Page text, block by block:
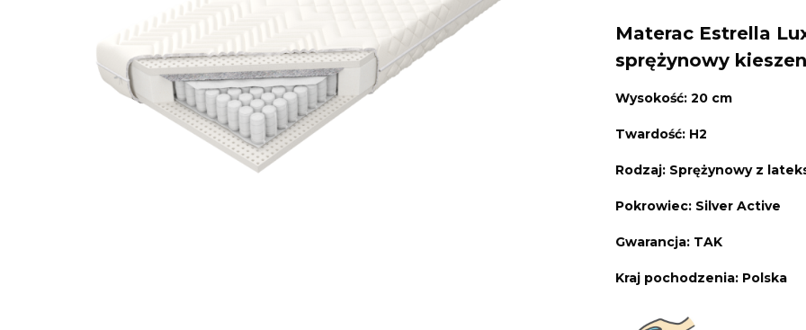
Materac Estrella
sprężynowy
Wysokość: 20 cm
Twardość: H2
Rodzaj: Sprężynowy z
Pokrowiec: Silver Active
Gwarancja: TAK
Kraj pochodzenia: Polska